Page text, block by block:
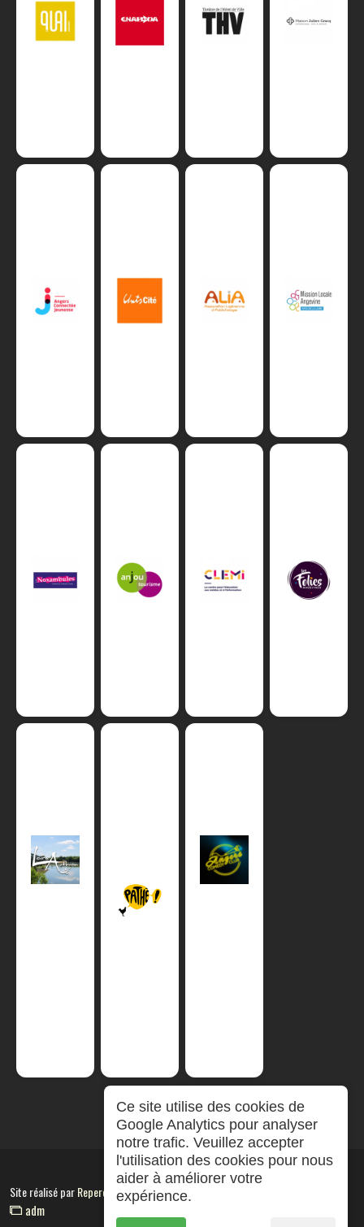
Site réalisé parRepereCom
adm
Ce site utilise des cookies de
Google Analytics pour analyser
notre trafic. Veuillez accepter
l'utilisation des cookies pour nous
aider à améliorer votre
expérience.